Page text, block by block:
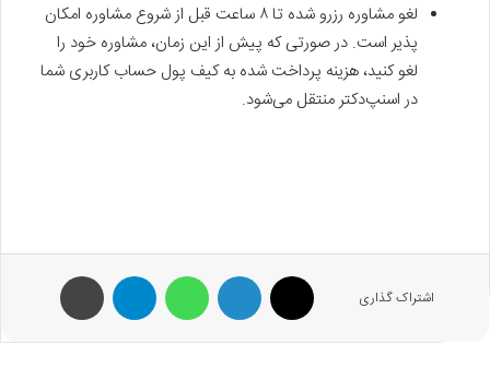
لغو مشاوره رزرو شده تا ۸ ساعت قبل از شروع مشاوره امکان
پذیر است. در صورتی که پیش از این زمان، مشاوره خود را
لغو کنید، هزینه پرداخت شده به کیف پول حساب کاربری شما
در اسنپ‌دکتر منتقل می‌شود.
اشتراک گذاری